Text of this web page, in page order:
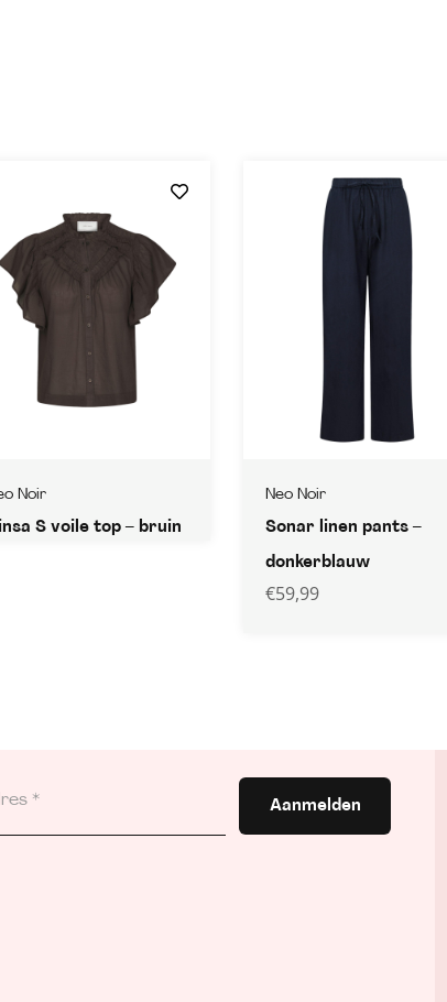
Noir
S voile top – bruin
Neo Noir
Sonar linen pants –
donkerblauw
€59,99
Aanmelden